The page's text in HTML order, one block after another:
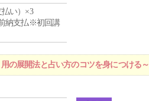
払い）×3
納支払※初回講
の展開法と占い方のコツを身につける～